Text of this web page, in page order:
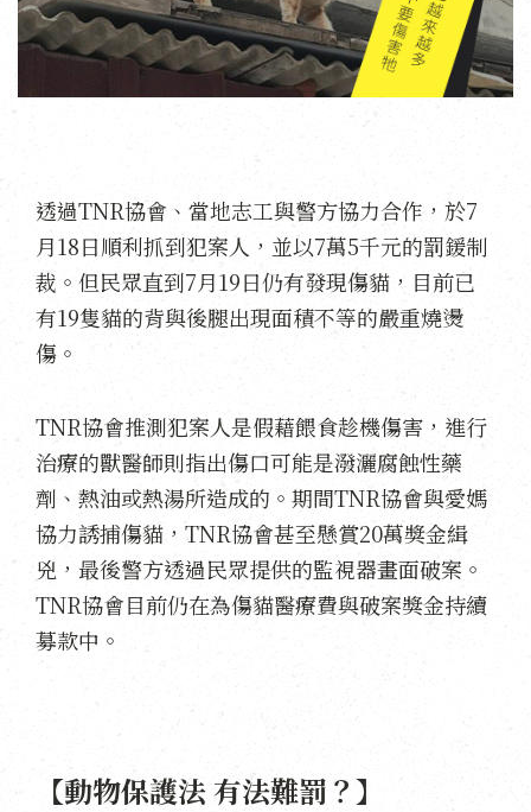
透過TNR協會、當地志工與警方協力合作，於7
月18日順利抓到犯案人，並以7萬5千元的罰鍰制
裁。但民眾直到7月19日仍有發現傷貓，目前已
有19隻貓的背與後腿出現面積不等的嚴重燒燙
傷。
TNR協會推測犯案人是假藉餵食趁機傷害，進行
治療的獸醫師則指出傷口可能是潑灑腐蝕性藥
劑、熱油或熱湯所造成的。期間TNR協會與愛媽
協力誘捕傷貓，TNR協會甚至懸賞20萬獎金緝
兇，最後警方透過民眾提供的監視器畫面破案。
TNR協會目前仍在為傷貓醫療費與破案獎金持續
募款中。
【動物保護法 有法難罰？】